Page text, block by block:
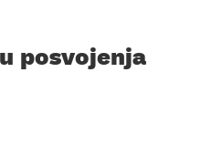
posvojenja